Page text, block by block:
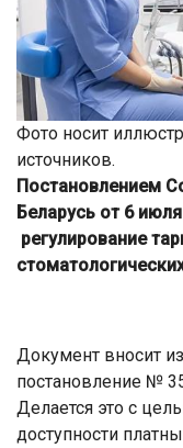
Фото носит
источников.
Постановлением
Беларусь от 6
регулирование
Документ вносит
постановление №
Делается это с
доступности